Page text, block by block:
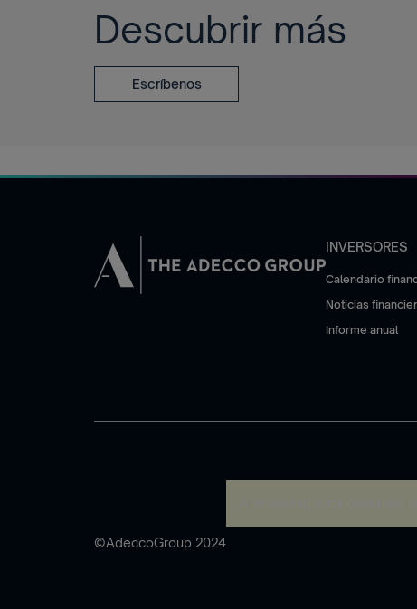
Descubrir más
Escríbenos
INVERSORES
Calendario
Noticias
Informe anual
©AdeccoGroup 2024